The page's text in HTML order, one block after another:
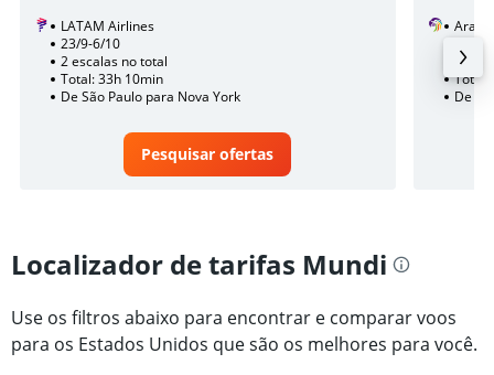
LATAM Airlines
23/9-6/10
2 escalas no total
Total: 33h 10min
De São Paulo para Nova York
Pesquisar ofertas
Arajet
1
Total:
De
Localizador de tarifas Mundi
Use os filtros abaixo para encontrar e comparar voos
para os Estados Unidos que são os melhores para você.